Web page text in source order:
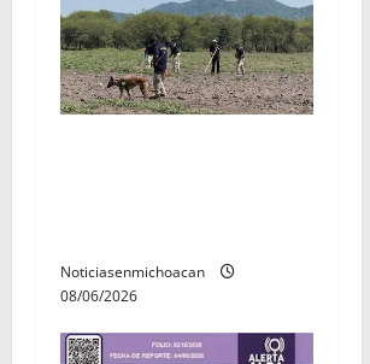
Noticiasenmichoacan
08/06/2026